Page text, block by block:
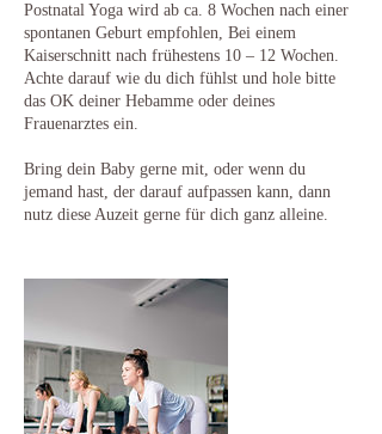
Postnatal Yoga wird ab ca. 8 Wochen nach einer
spontanen Geburt empfohlen, Bei einem
Kaiserschnitt nach frühestens 10 – 12 Wochen.
Achte darauf wie du dich fühlst und hole bitte
das OK deiner Hebamme oder deines
Frauenarztes ein.
Bring dein Baby gerne mit, oder wenn du
jemand hast, der darauf aufpassen kann, dann
nutz diese Auzeit gerne für dich ganz alleine.